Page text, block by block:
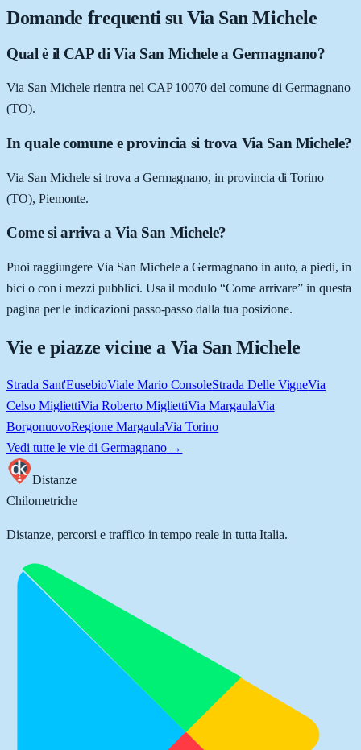
Domande frequenti su Via San Michele
Qual è il CAP di Via San Michele a Germagnano?
Via San Michele rientra nel CAP 10070 del comune di Germagnano
(TO).
In quale comune e provincia si trova Via San Michele?
Via San Michele si trova a Germagnano, in provincia di Torino
(TO), Piemonte.
Come si arriva a Via San Michele?
Puoi raggiungere Via San Michele a Germagnano in auto, a piedi, in
bici o con i mezzi pubblici. Usa il modulo “Come arrivare” in questa
pagina per le indicazioni passo-passo dalla tua posizione.
Vie e piazze vicine a Via San Michele
Strada Sant'EusebioViale Mario ConsoleStrada Delle VigneVia
Celso MigliettiVia Roberto MigliettiVia MargaulaVia
BorgonuovoRegione MargaulaVia Torino
Vedi tutte le vie di Germagnano→
Distanze
Chilometriche
Distanze, percorsi e traffico in tempo reale in tutta Italia.